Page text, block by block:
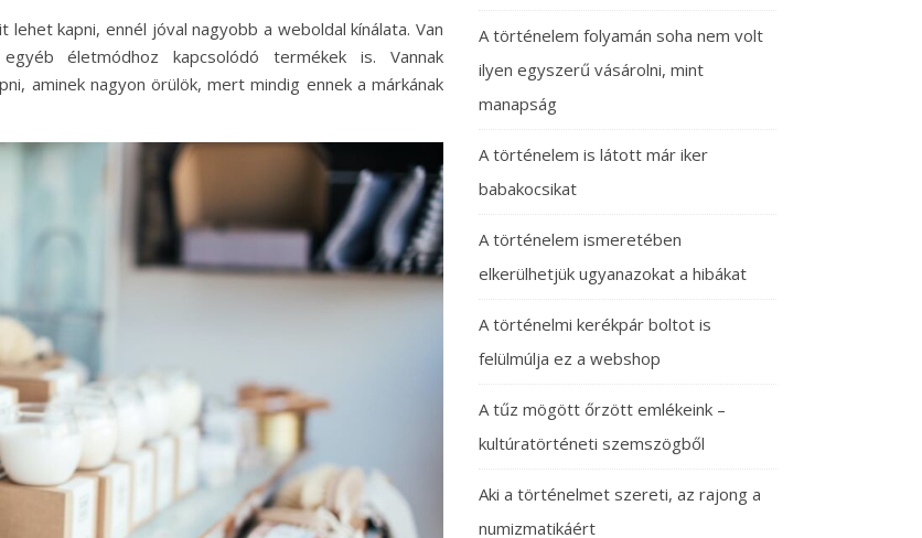
kapni, ennél jóval nagyobb a weboldal kínálata. Van
életmódhoz kapcsolódó termékek is. Vannak
aminek nagyon örülök, mert mindig ennek a márkának
A történelem folyamán soha nem volt
ilyen egyszerű vásárolni, mint
manapság
A történelem is látott már iker
babakocsikat
A történelem ismeretében
elkerülhetjük ugyanazokat a hibákat
A történelmi kerékpár boltot is
felülmúlja ez a webshop
A tűz mögött őrzött emlékeink –
kultúratörténeti szemszögből
Aki a történelmet szereti, az rajong a
numizmatikáért